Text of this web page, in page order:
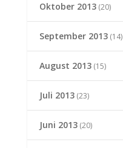
Oktober 2013(20)
September 2013(14)
August 2013(15)
Juli 2013(23)
Juni 2013(20)